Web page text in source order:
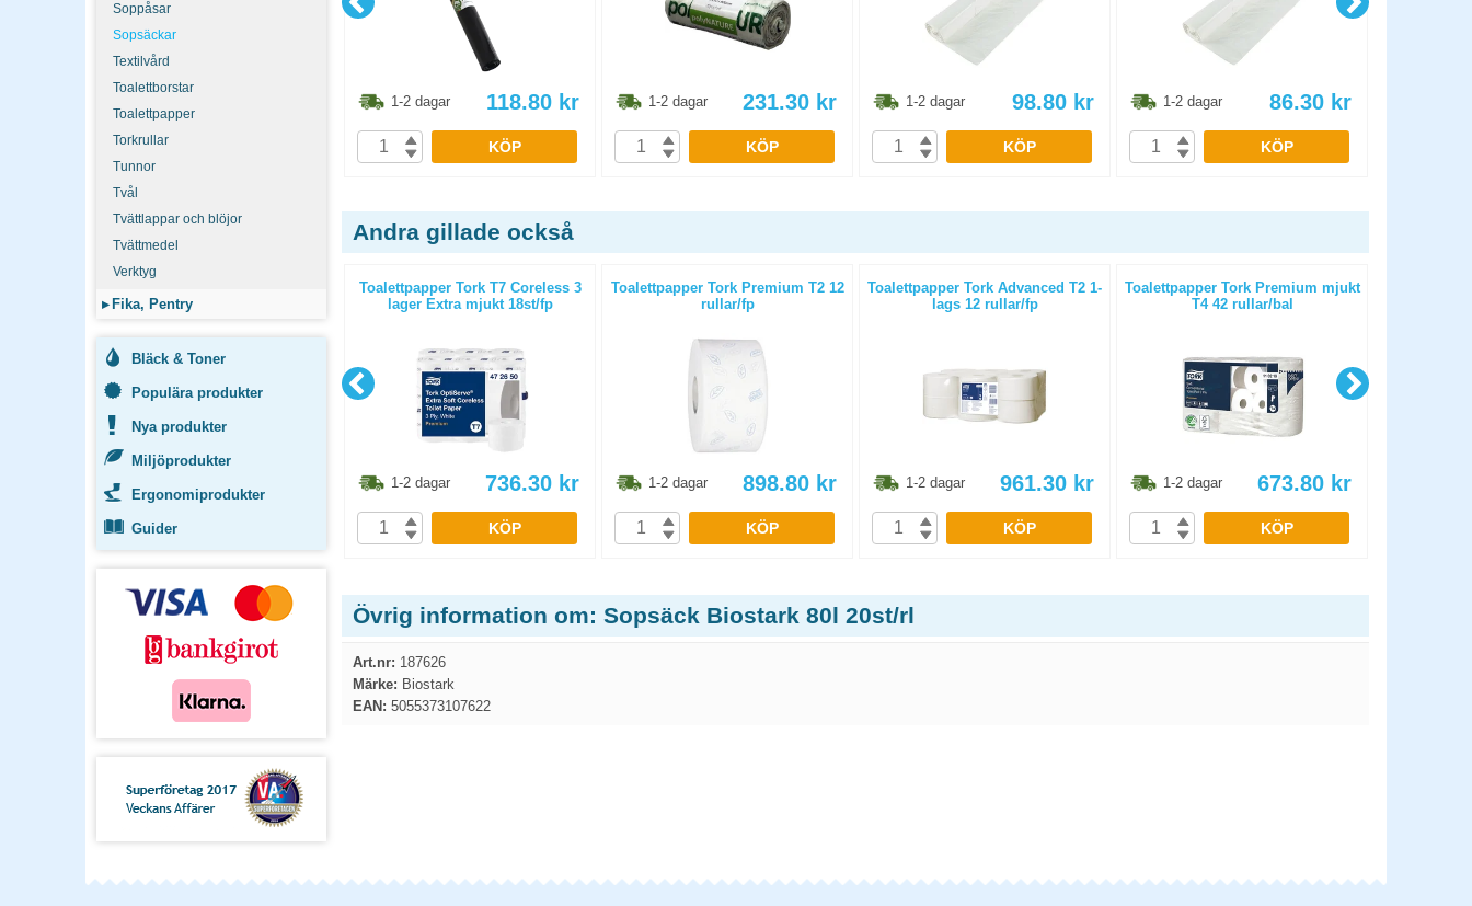
Soppåsar
Sopsäckar
Textilvård
Toalettborstar
Toalettpapper
Torkrullar
Tunnor
Tvål
Tvättlappar och blöjor
Tvättmedel
Verktyg
▸ Fika, Pentry
Bläck & Toner
Populära produkter
Nya produkter
Miljöprodukter
Ergonomiprodukter
Guider
1-2 dagar 118.80 kr
KÖP
1-2 dagar 231.30 kr
KÖP
1-2 dagar 98.80 kr
KÖP
1-2 dagar 86.30 kr
KÖP
Andra gillade också
593.80
Toalettpapper Tork T7 Coreless 3
lager Extra mjukt 18st/fp
1-2 dagar 736.30 kr
KÖP
Toalettpapper Tork Premium T2 12
rullar/fp
1-2 dagar 898.80 kr
KÖP
Toalettpapper Tork Advanced T2 1-
lags 12 rullar/fp
1-2 dagar 961.30 kr
KÖP
Toalettpapper Tork Premium mjukt
T4 42 rullar/bal
1-2 dagar 673.80 kr
KÖP
Övrig information om: Sopsäck Biostark 80l 20st/rl
Art.nr: 187626
Märke: Biostark
EAN: 5055373107622